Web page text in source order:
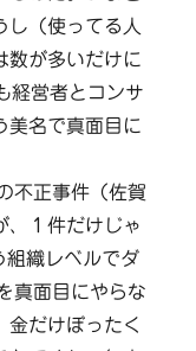
し（使ってる人
数が多いだけに
経営者とコンサ
美名で真面目に
不正事件（佐賀
、１件だけじゃ
組織レベルでダ
真面目にやらな
金だけぼったく